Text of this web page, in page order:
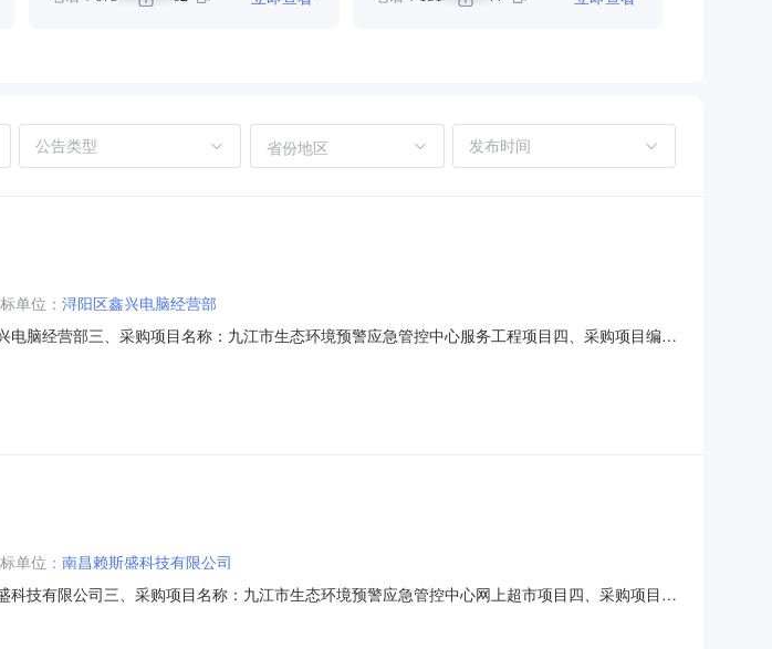
省份地区
单位： 浔阳区鑫兴电脑经营部
脑经营部三、采购项目名称：九江市生态环境预警应急管控中心服务工程项目四、采购项目编
名称：九江市生态环境预警应急管控中心联系人：赵淼联系电话：0792-8797762传真：地
单位： 南昌赖斯盛科技有限公司
技有限公司三、采购项目名称：九江市生态环境预警应急管控中心网上超市项目四、采购项目编
雅马拓生化培养箱雅马拓IN813C